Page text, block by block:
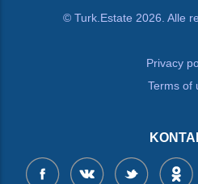
© Turk.Estate 2026. Alle
Privacy
Terms of